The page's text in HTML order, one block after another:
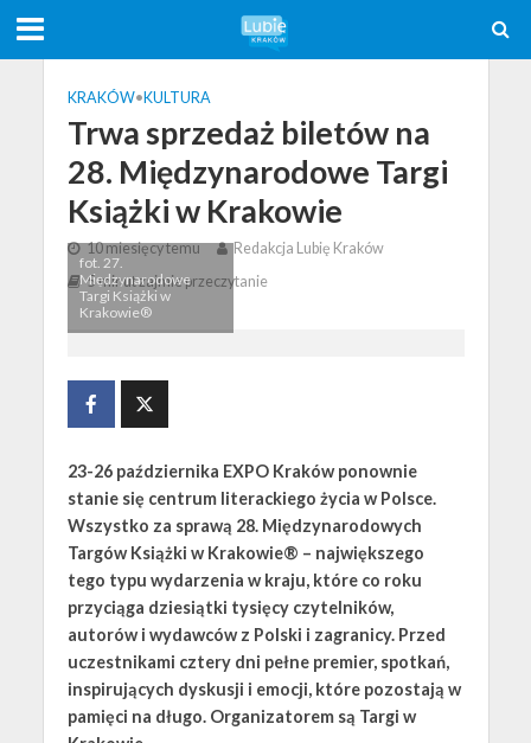
KRAKÓW• KULTURA
Trwa sprzedaż biletów na
28. Międzynarodowe Targi
Książki w Krakowie
10 miesięcy temu
Redakcja Lubię Kraków
5 minut zajmie przeczytanie
fot. 27.
Międzynarodowe
Targi Książki w
Krakowie®
23-26 października EXPO Kraków ponownie
stanie się centrum literackiego życia w Polsce.
Wszystko za sprawą 28. Międzynarodowych
Targów Książki w Krakowie® – największego
tego typu wydarzenia w kraju, które co roku
przyciąga dziesiątki tysięcy czytelników,
autorów i wydawców z Polski i zagranicy. Przed
uczestnikami cztery dni pełne premier, spotkań,
inspirujących dyskusji i emocji, które pozostają w
pamięci na długo. Organizatorem są Targi w